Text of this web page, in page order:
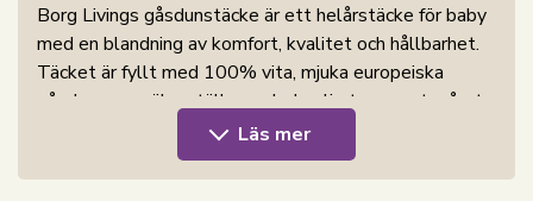
Borg Livings gåsdunstäcke är ett helårstäcke för baby
med en blandning av komfort, kvalitet och hållbarhet.
Täcket är fyllt med 100% vita, mjuka europeiska
gåsdun som säkerställer en behaglig temperatur året
runt. Gåsdunen i täcket kommer från europeiska gäss
och är kända för sin högsta kvalitet och hållbarhet.
Gåsdun har en fantastisk isoleringsförmåga, vilket
Läs mer